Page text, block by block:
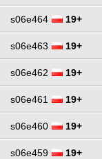
s06e464 19+
s06e463 19+
s06e462 19+
s06e461 19+
s06e460 19+
s06e459 19+